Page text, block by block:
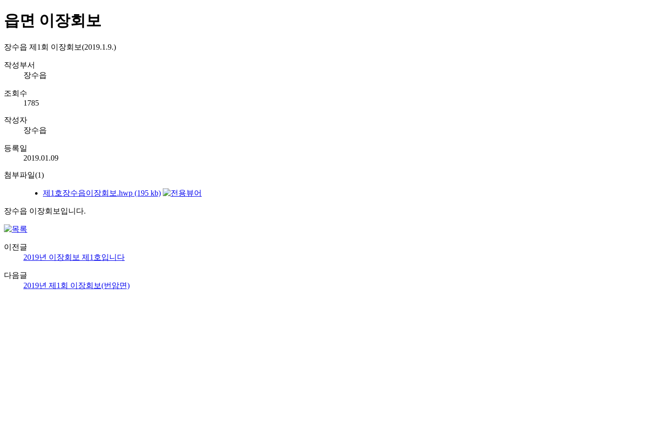
읍면 이장회보
장수읍 제1회 이장회보(2019.1.9.)
작성부서
장수읍
조회수
1785
작성자
장수읍
등록일
2019.01.09
첨부파일(1)
제1호장수읍이장회보.hwp (195 kb)
장수읍 이장회보입니다.
이전글
2019년 이장회보 제1호입니다
다음글
2019년 제1회 이장회보(번암면)